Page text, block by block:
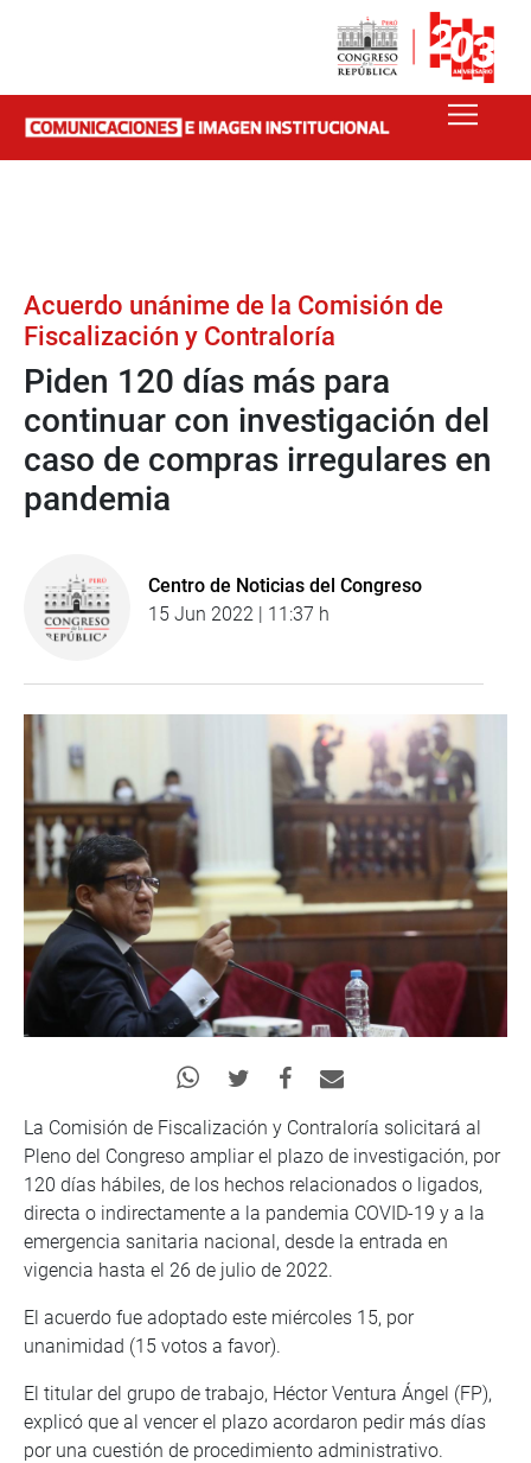
Acuerdo unánime de la Comisión de
Fiscalización y Contraloría
Piden 120 días más para
continuar con investigación del
caso de compras irregulares en
pandemia
Centro de Noticias del Congreso
15 Jun 2022 | 11:37 h
La Comisión de Fiscalización y Contraloría solicitará al
Pleno del Congreso ampliar el plazo de investigación, por
120 días hábiles, de los hechos relacionados o ligados,
directa o indirectamente a la pandemia COVID-19 y a la
emergencia sanitaria nacional, desde la entrada en
vigencia hasta el 26 de julio de 2022.
El acuerdo fue adoptado este miércoles 15, por
unanimidad (15 votos a favor).
El titular del grupo de trabajo, Héctor Ventura Ángel (FP),
explicó que al vencer el plazo acordaron pedir más días
por una cuestión de procedimiento administrativo.